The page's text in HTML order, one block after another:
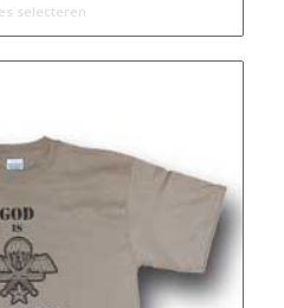
selecteren